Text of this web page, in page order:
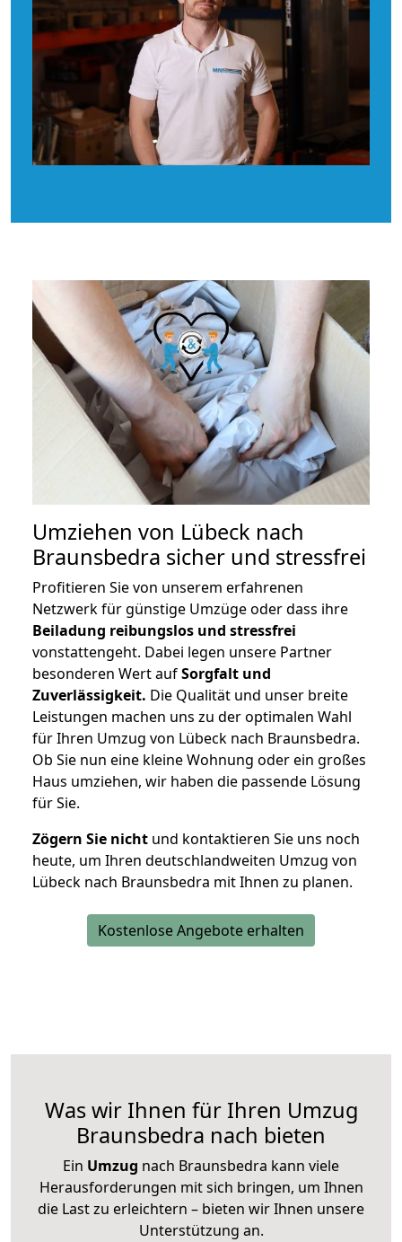
Umziehen von Lübeck nach
Braunsbedra sicher und stressfrei
Profitieren Sie von unserem erfahrenen
Netzwerk für günstige Umzüge oder dass ihre
Beiladung reibungslos und stressfrei
vonstattengeht. Dabei legen unsere Partner
besonderen Wert aufSorgfalt und
Zuverlässigkeit. Die Qualität und unser breite
Leistungen machen uns zu der optimalen Wahl
für Ihren Umzug von Lübeck nach Braunsbedra.
Ob Sie nun eine kleine Wohnung oder ein großes
Haus umziehen, wir haben die passende Lösung
für Sie.
Zögern Sie nicht und kontaktieren Sie uns noch
heute, um Ihren deutschlandweiten Umzug von
Lübeck nach Braunsbedra mit Ihnen zu planen.
Kostenlose Angebote erhalten
Was wir Ihnen für Ihren Umzug
Braunsbedra nach bieten
Ein Umzug nach Braunsbedra kann viele
Herausforderungen mit sich bringen, um Ihnen
die Last zu erleichtern – bieten wir Ihnen unsere
Unterstützung an.